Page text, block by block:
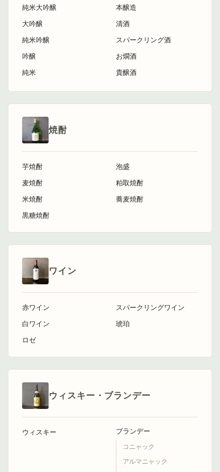
純米大吟醸
大吟醸
純米吟醸
吟醸
純米
本醸造
清酒
スパークリング酒
お燗酒
貴醸酒
焼酎
芋焼酎
麦焼酎
米焼酎
黒糖焼酎
泡盛
粕取焼酎
蕎麦焼酎
ワイン
赤ワイン
白ワイン
ロゼ
スパークリングワイン
琥珀
ウィスキー・ブランデー
ウィスキー ブランデー
コニャック
アルマニャック